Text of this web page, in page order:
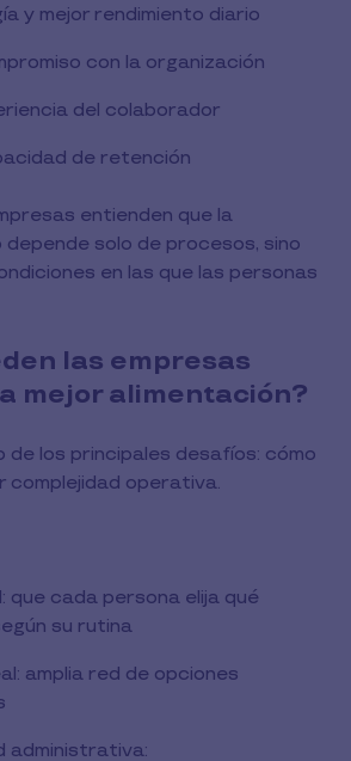
y mejor rendimiento diario
con la organización
del colaborador
de retención
entienden que la
solo de procesos, sino
en las que las personas
las empresas
mejor alimentación?
de los principales desafíos: cómo
complejidad operativa.
que cada persona elija qué
su rutina
amplia red de opciones
administrativa: